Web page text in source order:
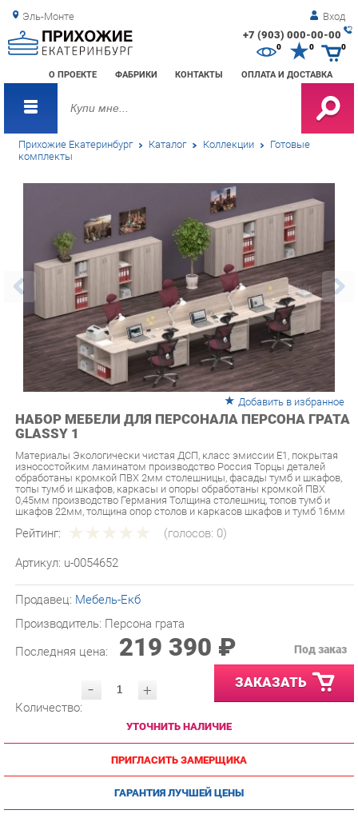
Эль-Монте Вход
+7 (903) 000-00-00
О ПРОЕКТЕ ФАБРИКИ КОНТАКТЫ ОПЛАТА И ДОСТАВКА
0 0
Прихожие Екатеринбург Каталог Коллекции Готовые
комплекты
Добавить в избранное
НАБОР МЕБЕЛИ ДЛЯ ПЕРСОНАЛА ПЕРСОНА ГРАТА
GLASSY 1
Материалы Экологически чистая ДСП, класс эмиссии Е1, покрытая
обработаны кромкой ПВХ 2мм столешницы, фасады тумб и шкафов,
топы тумб и шкафов, каркасы и опоры обработаны кромкой ПВХ
0,45мм производство Германия Толщина столешниц, топов тумб и
шкафов 22мм, толщина опор столов и каркасов шкафов и тумб 16мм
Рейтинг: (голосов:0)
Артикул: u-0054652
Производитель:Персона грата
Последняя цена: 219 390 ₽
- ЗАКАЗАТЬ
УТОЧНИТЬ НАЛИЧИЕ
ПРИГЛАСИТЬ ЗАМЕРЩИКА
ГАРАНТИЯ ЛУЧШЕЙ ЦЕНЫ
Доставкапог. Екатеринбурги до ТК -бесплатна.